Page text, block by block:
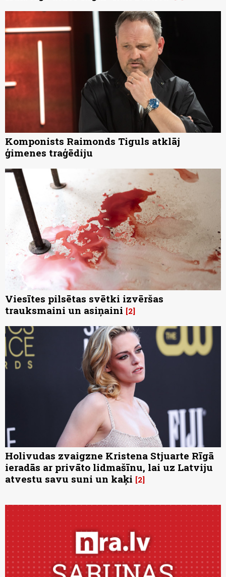
Komponists Raimonds Tiguls atklāj
ģimenes traģēdiju
Viesītes pilsētas svētki izvēršas
trauksmaini un asiņaini 2
Holivudas zvaigzne Kristena Stjuarte Rīgā
ieradās ar privāto lidmašīnu, lai uz Latviju
atvestu savu suni un kaķi 2